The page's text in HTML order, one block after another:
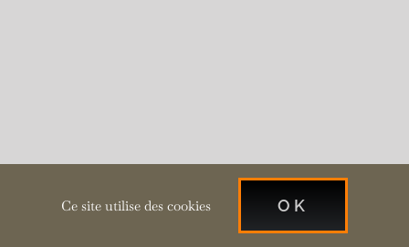
Ce site utilise des cookies OK